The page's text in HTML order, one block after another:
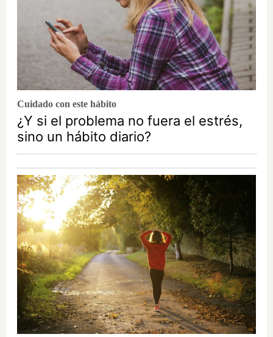
Cuidado con este hábito
¿Y si el problema no fuera el estrés,
sino un hábito diario?